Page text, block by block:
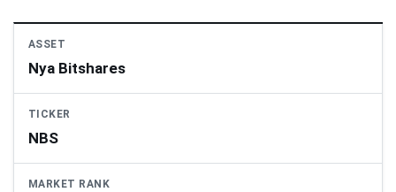
ASSET
Nya Bitshares
TICKER
NBS
MARKET RANK